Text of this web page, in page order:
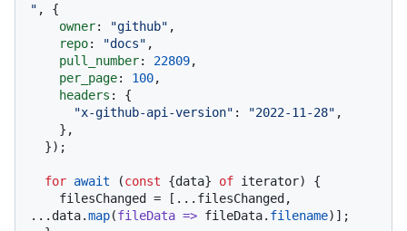
" , {
owner: "github" ,
repo: "docs" ,
pull_number: 22809,
per_page: 100,
headers : {
"x-github-api-version" : "2022-11-28" ,
for await (const {data} of iterator) {
...data.map(fileData => fileData. filename)];